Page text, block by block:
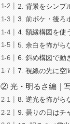
2. 背景をシンプ
3. 前ボケ・後ろ
4. 額縁構図を使
5. 余白を怖がら
6. 斜め構図で動
7. 視線の先に空
② 光・明るさ編｜
8. 逆光を怖がら
9. 曇りの日はチ